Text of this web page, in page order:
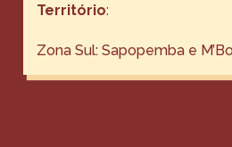
Território:
Zona Sul: Sapopemba e